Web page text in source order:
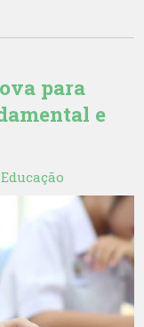
para
e
Educação